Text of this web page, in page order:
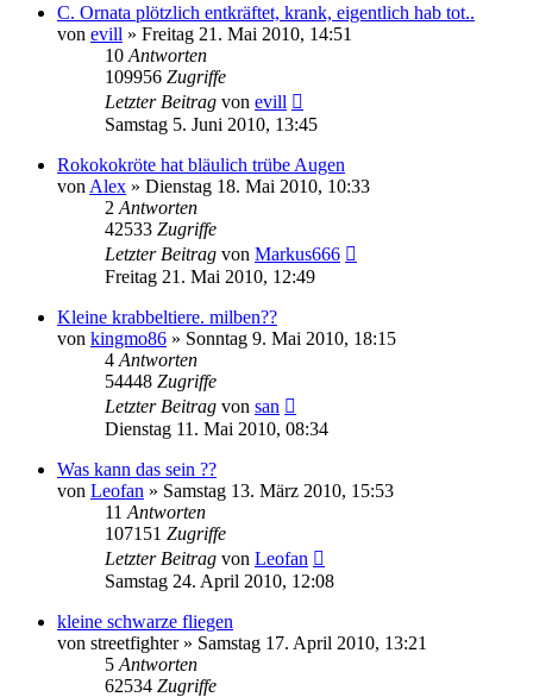
C. Ornata plötzlich entkräftet, krank, eigentlich hab tot..
von evill » Freitag 21. Mai 2010, 14:51
10 Antworten
109956 Zugriffe
Letzter Beitrag von evill
Samstag 5. Juni 2010, 13:45
Rokokokröte hat bläulich trübe Augen
von Alex » Dienstag 18. Mai 2010, 10:33
2 Antworten
42533 Zugriffe
Letzter Beitrag von Markus666
Freitag 21. Mai 2010, 12:49
Kleine krabbeltiere. milben??
von kingmo86 » Sonntag 9. Mai 2010, 18:15
4 Antworten
54448 Zugriffe
Letzter Beitrag von san
Dienstag 11. Mai 2010, 08:34
Was kann das sein ??
von Leofan » Samstag 13. März 2010, 15:53
11 Antworten
107151 Zugriffe
Letzter Beitrag von Leofan
Samstag 24. April 2010, 12:08
kleine schwarze fliegen
von streetfighter» Samstag 17. April 2010, 13:21
5 Antworten
62534 Zugriffe